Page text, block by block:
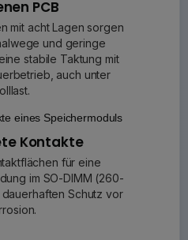
PCB
mit acht Lagen sorgen
und geringe
stabile Taktung mit
auch unter
Kontakte
für eine
im SO-DIMM (260-
Schutz vor